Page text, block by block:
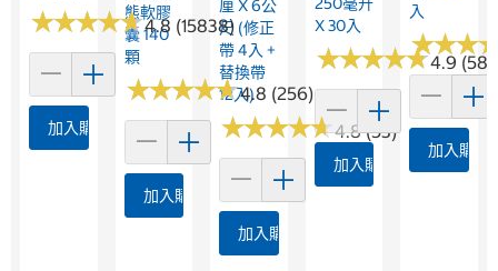
★★★★★
★★★★★4.8 (15838)
加入購物車
態軟膠
囊 140
顆
★★★★★
★★★★★4.8 (256)
加入購物車
厘 X 6公
尺 (修正
帶 4入 +
替換帶
12入)
★★★★★
★★★★★4.8 (53)
加入購物車
X 30入
★★★★★
★★★★★4.9
加入購物車
入
★★★
★★★
加入購物